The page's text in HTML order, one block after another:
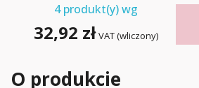
4produkt(y) wg
32,92 zł VAT (wliczony)
O produkcie